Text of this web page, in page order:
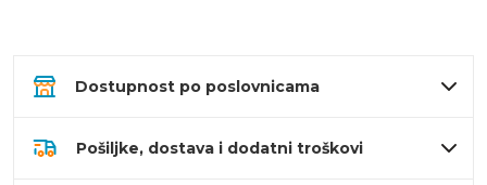
Dostupnost po poslovnicama
Pošiljke, dostava i dodatni troškovi